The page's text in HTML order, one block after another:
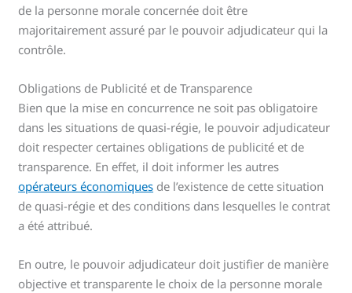
de la personne morale concernée doit être
majoritairement assuré par le pouvoir adjudicateur qui la
contrôle.
Obligations de Publicité et de Transparence
Bien que la mise en concurrence ne soit pas obligatoire
dans les situations de quasi-régie, le pouvoir adjudicateur
doit respecter certaines obligations de publicité et de
transparence. En effet, il doit informer les autres
opérateurs économiques de l’existence de cette situation
de quasi-régie et des conditions dans lesquelles le contrat
a été attribué.
En outre, le pouvoir adjudicateur doit justifier de manière
objective et transparente le choix de la personne morale